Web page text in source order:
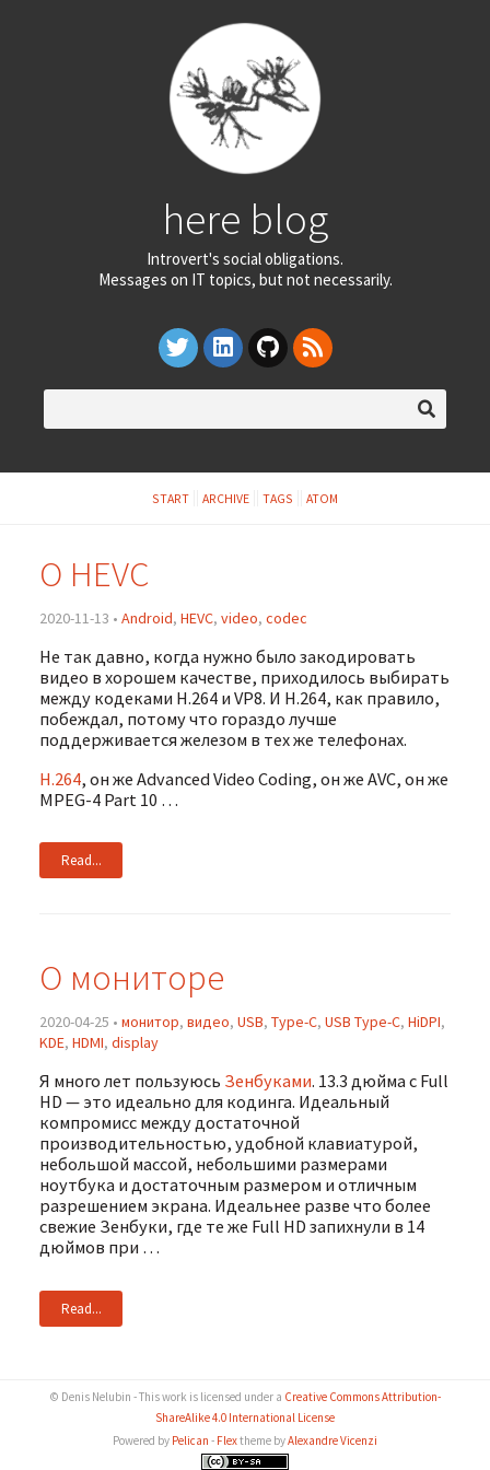
here blog
Introvert's social obligations.
Messages on IT topics, but not necessarily.
START ARCHIVE TAGS ATOM
О HEVC
2020-11-13 • Android, HEVC, video, codec
Не так давно, когда нужно было закодировать
видео в хорошем качестве, приходилось выбирать
между кодеками H.264 и VP8. И H.264, как правило,
побеждал, потому что гораздо лучше
поддерживается железом в тех же телефонах.
H.264, он же Advanced Video Coding, он же AVC, он же
MPEG-4 Part 10 …
Read...
О мониторе
2020-04-25 • монитор, видео, USB, Type-C, USB Type-C, HiDPI,
KDE, HDMI, display
Я много лет пользуюсь Зенбуками. 13.3 дюйма c Full
HD — это идеально для кодинга. Идеальный
компромисс между достаточной
производительностью, удобной клавиатурой,
небольшой массой, небольшими размерами
ноутбука и достаточным размером и отличным
разрешением экрана. Идеальнее разве что более
свежие Зенбуки, где те же Full HD запихнули в 14
дюймов при …
Read...
© Denis Nelubin - This work is licensed under a Creative Commons Attribution-
ShareAlike 4.0 International License
Powered by Pelican - Flextheme byAlexandre Vicenzi